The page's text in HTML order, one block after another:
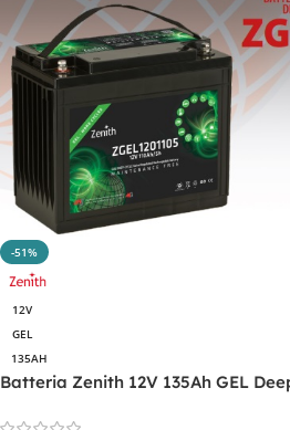
-51%
12V
GEL
135AH
Batteria Zenith 12V 135Ah GEL